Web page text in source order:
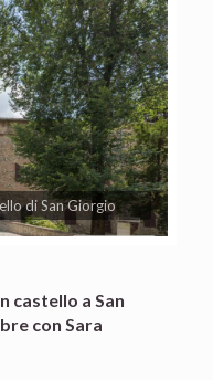
di San Giorgio
castello a San
con Sara